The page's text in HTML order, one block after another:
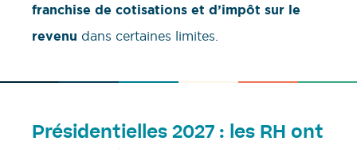
franchise de cotisations et d’impôt sur le
revenu dans certaines limites.
Présidentielles 2027 : les RH ont